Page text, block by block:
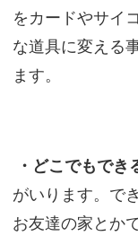
をカードやサイ
な道具に変える
ます。
・どこでもでき
がいります。で
お友達の家とか